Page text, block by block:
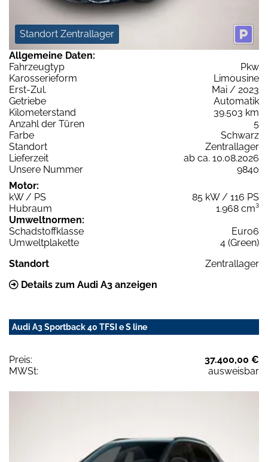
Standort Zentrallager
Allgemeine Daten:
Fahrzeugtyp
Pkw
Karosserieform
Limousine
Erst-Zul.
Mai / 2023
Getriebe
Automatik
Kilometerstand
39.503 km
Anzahl der Türen
5
Farbe
Schwarz
Standort
Zentrallager
Lieferzeit
ab ca. 10.08.2026
Unsere Nummer
9840
Motor:
kW / PS
85 kW / 116 PS
Hubraum
1.968 cm³
Umweltnormen:
Schadstoffklasse
Euro6
Umweltplakette
4 (Green)
Standort
Zentrallager
Details zum Audi A3 anzeigen
Audi A3 Sportback 40 TFSI e S line
Preis:
37.400,00 €
MWSt:
ausweisbar